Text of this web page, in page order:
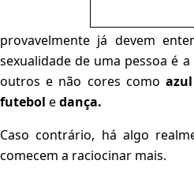
provavelmente já devem
sexualidade de uma pessoa é a
outros e não cores como azul
futebol edança.
Caso contrário, há algo
comecem a raciocinar mais.